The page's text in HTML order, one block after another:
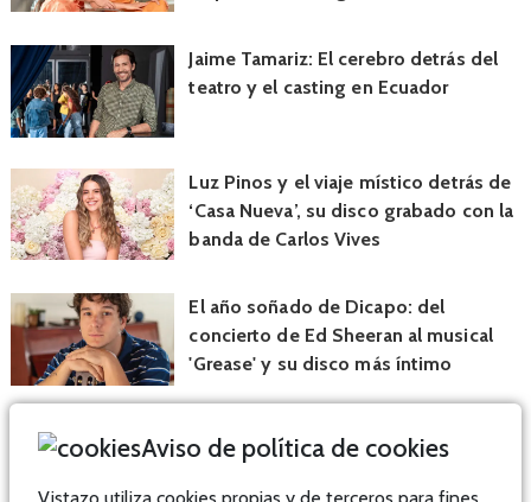
Jaime Tamariz: El cerebro detrás del
teatro y el casting en Ecuador
Luz Pinos y el viaje místico detrás de
‘Casa Nueva’, su disco grabado con la
banda de Carlos Vives
El año soñado de Dicapo: del
concierto de Ed Sheeran al musical
'Grease' y su disco más íntimo
Aviso de política de cookies